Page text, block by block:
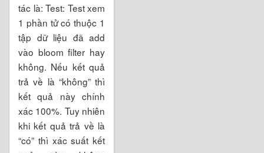
tác là: Test: Test xem
1 phần tử có thuộc 1
tập dữ liệu đã add
vào bloom filter hay
không. Nếu kết quả
trả về là “không” thì
kết quả này chính
xác 100%. Tuy nhiên
khi kết quả trả về là
“có” thì xác suất kết